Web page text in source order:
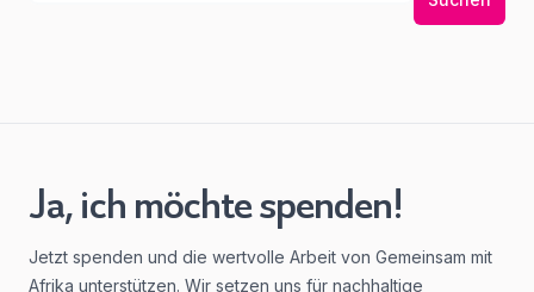
Ja, ich möchte spenden!
Jetzt spenden und die wertvolle Arbeit von Gemeinsam mit
Afrika unterstützen. Wir setzen uns für nachhaltige